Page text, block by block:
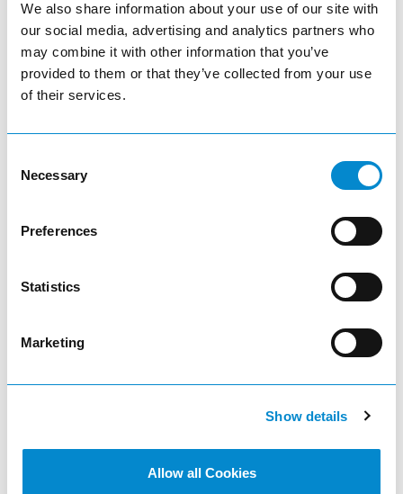
We also share information about your use of our site with
our social media, advertising and analytics partners who
may combine it with other information that you’ve
provided to them or that they’ve collected from your use
of their services.
Selection
Necessary
Preferences
Statistics
Marketing
Show details
Allow all Cookies
E-Flügeltürenschränke
visibility
visibility